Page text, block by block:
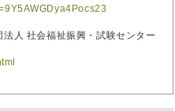
人 社会福祉振興・試験センター